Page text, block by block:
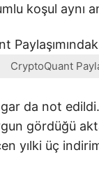
koşul aynı
CryptoQuant
da not
gördüğü
yılki üç